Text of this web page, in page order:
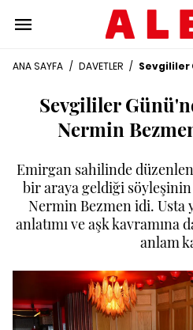
ANA SAYFA / DAVETLER / Sevgililer
Sevgililer
Nermin
Emirgan sahilinde
bir araya geldiği
Nermin Bezmen idi. Usta
anlatımı ve aşk
anlam